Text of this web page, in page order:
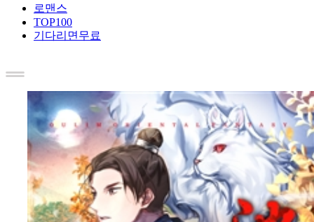
로맨스
TOP100
기다리면무료